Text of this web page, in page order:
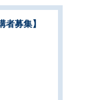
者募集】